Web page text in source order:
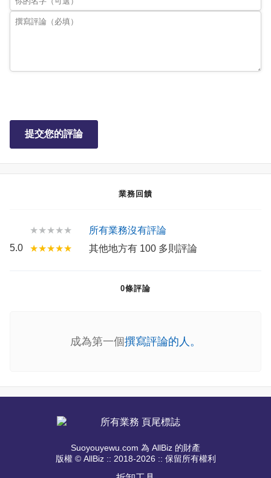
提交您的評論
業務回饋
★★★★★
所有業務沒有評論
5.0
★★★★★ 其他地方有 100 多則評論
0條評論
成為第一個撰寫評論的人。
Suoyouyewu.com 為 AllBiz 的財產
版權 © AllBiz :: 2018-2026 :: 保留所有權利